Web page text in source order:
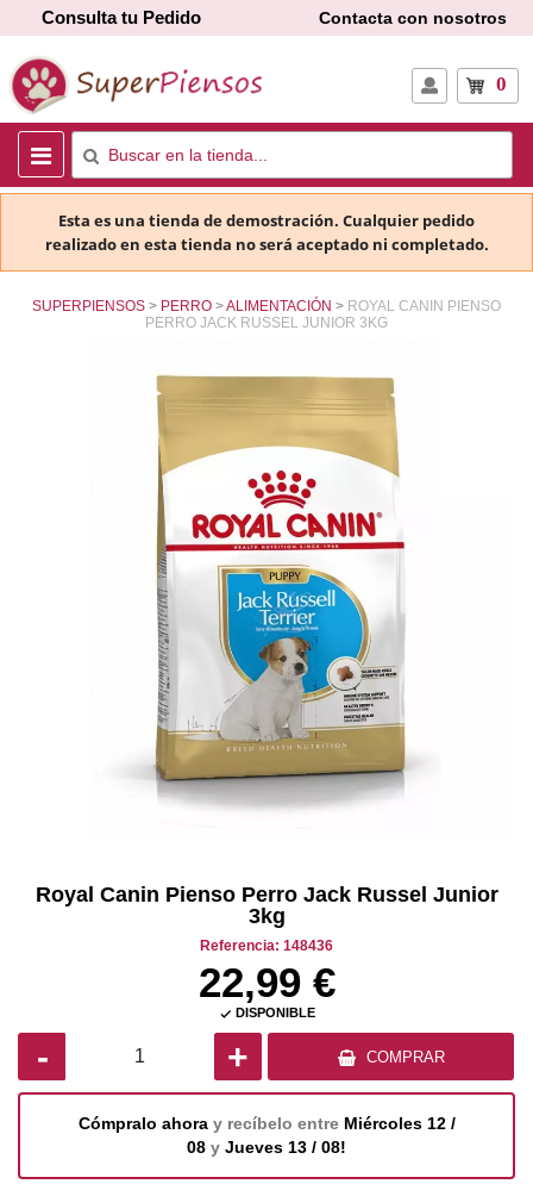
Consulta tu Pedido Contacta con nosotros
0
Esta es una tienda de demostración. Cualquier pedido
realizado en esta tienda no será aceptado ni completado.
SUPERPIENSOS PERRO ALIMENTACIÓN
ROYAL CANIN PIENSO
PERRO JACK RUSSEL JUNIOR 3KG
Royal Canin Pienso Perro Jack Russel Junior
3kg
Referencia: 148436
22,99 €
 DISPONIBLE
- + COMPRAR
Cómpralo ahora y recíbelo entre Miércoles 12 /
08 y Jueves 13 / 08!